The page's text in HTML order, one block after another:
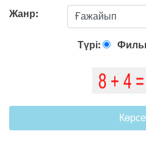
Жанр:
Түрі: